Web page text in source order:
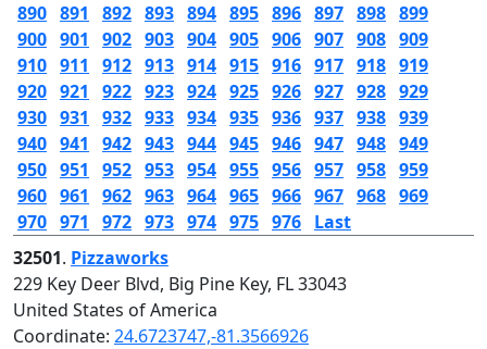
890 891 892 893 894 895 896 897 898 899
900 901 902 903 904 905 906 907 908 909
910 911 912 913 914 915 916 917 918 919
920 921 922 923 924 925 926 927 928 929
930 931 932 933 934 935 936 937 938 939
940 941 942 943 944 945 946 947 948 949
950 951 952 953 954 955 956 957 958 959
960 961 962 963 964 965 966 967 968 969
970 971 972 973 974 975 976 Last
32501. Pizzaworks
229 Key Deer Blvd, Big Pine Key, FL 33043
United States of America
Coordinate: 24.6723747,-81.3566926